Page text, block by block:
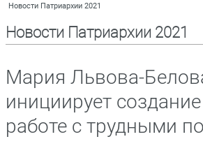
Новости Патриархии 2021
Новости Патриархии 2021
Мария Львова-
инициирует
работе с трудными